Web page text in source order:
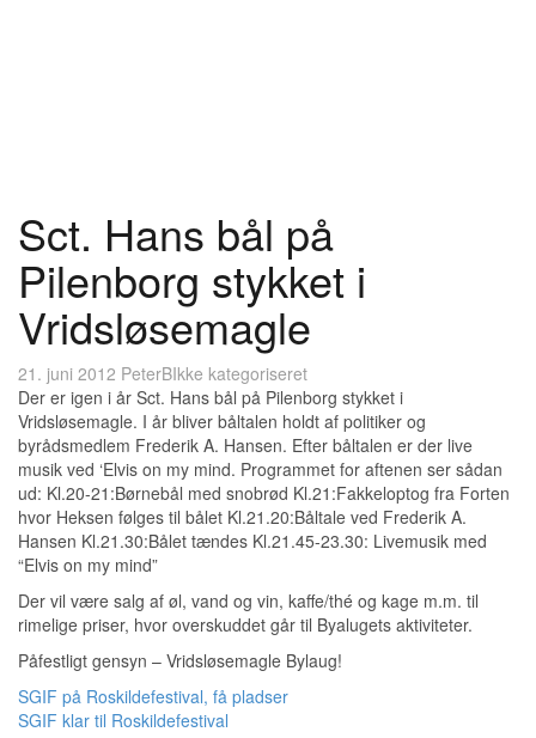
Sct. Hans bål på
Pilenborg stykket i
Vridsløsemagle
21. juni 2012 PeterBIkke kategoriseret
Der er igen i år Sct. Hans bål på Pilenborg stykket i
Vridsløsemagle. I år bliver båltalen holdt af politiker og
byrådsmedlem Frederik A. Hansen. Efter båltalen er der live
musik ved ‘Elvis on my mind. Programmet for aftenen ser sådan
ud: Kl.20-21:Børnebål med snobrød Kl.21:Fakkeloptog fra Forten
hvor Heksen følges til bålet Kl.21.20:Båltale ved Frederik A.
Hansen Kl.21.30:Bålet tændes Kl.21.45-23.30: Livemusik med
“Elvis on my mind”
Der vil være salg af øl, vand og vin, kaffe/thé og kage m.m. til
rimelige priser, hvor overskuddet går til Byalugets aktiviteter.
Påfestligt gensyn – Vridsløsemagle Bylaug!
Indlægsnavigation
SGIF på Roskildefestival, få pladser
SGIF klar til Roskildefestival